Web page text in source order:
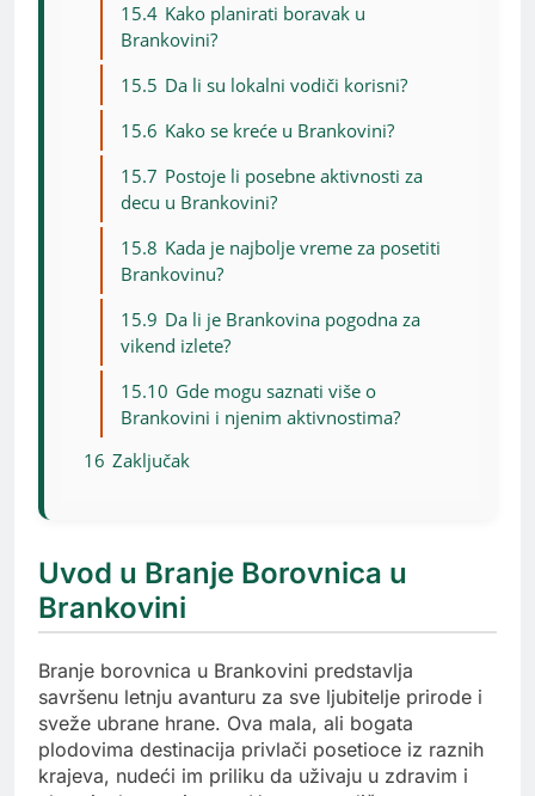
15.4 Kako planirati boravak u
Brankovini?
15.5 Da li su lokalni vodiči korisni?
15.6 Kako se kreće u Brankovini?
15.7 Postoje li posebne aktivnosti za
decu u Brankovini?
15.8 Kada je najbolje vreme za posetiti
Brankovinu?
15.9 Da li je Brankovina pogodna za
vikend izlete?
15.10 Gde mogu saznati više o
Brankovini i njenim aktivnostima?
16 Zaključak
Uvod u Branje Borovnica u
Brankovini
Branje borovnica u Brankovini predstavlja
savršenu letnju avanturu za sve ljubitelje prirode i
sveže ubrane hrane. Ova mala, ali bogata
plodovima destinacija privlači posetioce iz raznih
krajeva, nudeći im priliku da uživaju u zdravim i